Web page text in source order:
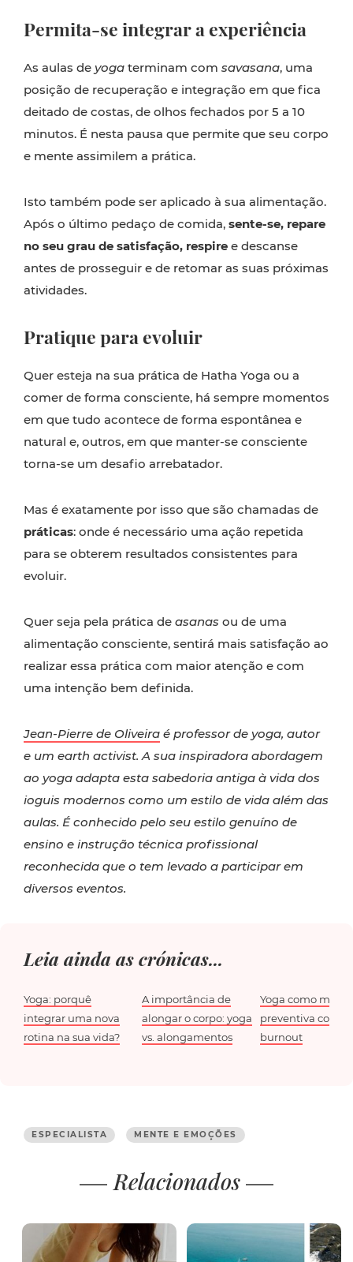
Permita-se integrar a experiência
As aulas de yoga terminam com savasana, uma
posição de recuperação e integração em que fica
deitado de costas, de olhos fechados por 5 a 10
minutos. É nesta pausa que permite que seu corpo
e mente assimilem a prática.
Isto também pode ser aplicado à sua alimentação.
Após o último pedaço de comida, sente-se, repare
no seu grau de satisfação, respire e descanse
antes de prosseguir e de retomar as suas próximas
atividades.
Pratique para evoluir
Quer esteja na sua prática de Hatha Yoga ou a
comer de forma consciente, há sempre momentos
em que tudo acontece de forma espontânea e
natural e, outros, em que manter-se consciente
torna-se um desafio arrebatador.
Mas é exatamente por isso que são chamadas de
práticas: onde é necessário uma ação repetida
para se obterem resultados consistentes para
evoluir.
Quer seja pela prática de asanas ou de uma
alimentação consciente, sentirá mais satisfação ao
realizar essa prática com maior atenção e com
uma intenção bem definida.
Jean-Pierre de Oliveira é professor de yoga, autor
e um earth activist. A sua inspiradora abordagem
ao yoga adapta esta sabedoria antiga à vida dos
ioguis modernos como um estilo de vida além das
aulas. É conhecido pelo seu estilo genuíno de
ensino e instrução técnica profissional
reconhecida que o tem levado a participar em
diversos eventos.
Leia ainda as crónicas...
Yoga: porquê
integrar uma nova
rotina na sua vida?
A importância de
alongar o corpo: yoga
vs. alongamentos
Yoga como
preventiva contra
burnout
ESPECIALISTA MENTE E EMOÇÕES
Relacionados